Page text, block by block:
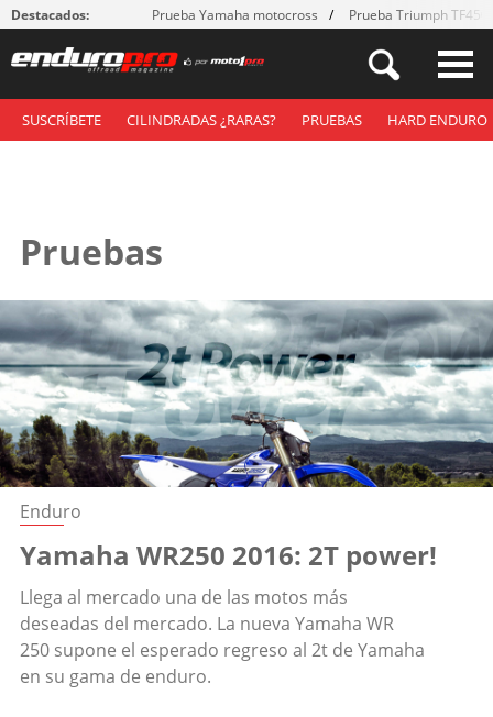
Destacados: Prueba Yamaha motocross Prueba Triumph
SUSCRÍBETE CILINDRADAS ¿RARAS? PRUEBAS HARD ENDURO
Pruebas
Enduro
Yamaha WR250 2016: 2T power!
Llega al mercado una de las motos más
deseadas del mercado. La nueva Yamaha WR
250 supone el esperado regreso al 2t de Yamaha
en su gama de enduro.
Páginas